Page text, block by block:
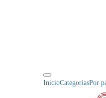
InicioCategoriasPor